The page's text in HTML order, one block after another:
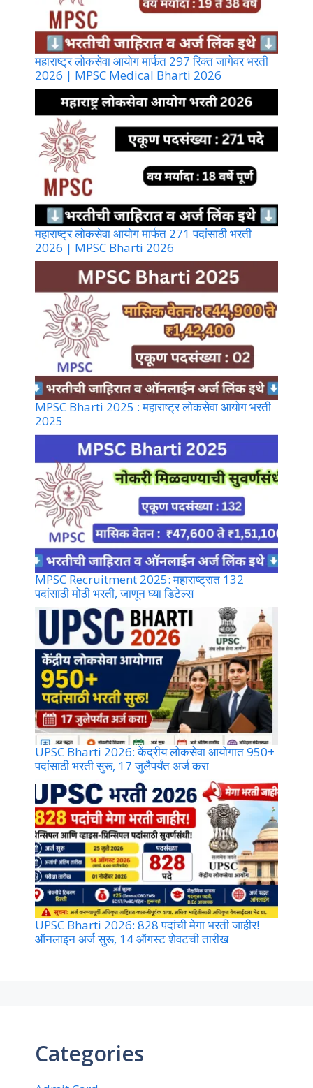
महाराष्ट्र लोकसेवा आयोग मार्फत 297 रिक्त जागेवर भरती
2026 | MPSC Medical Bharti 2026
महाराष्ट्र लोकसेवा आयोग मार्फत 271 पदांसाठी भरती
2026 | MPSC Bharti 2026
MPSC Bharti 2025 : महाराष्ट्र लोकसेवा आयोग भरती
2025
MPSC Recruitment 2025: महाराष्ट्रात 132
पदांसाठी मोठी भरती, जाणून घ्या डिटेल्स
UPSC Bharti 2026: केंद्रीय लोकसेवा आयोगात 950+
पदांसाठी भरती सुरू, 17 जुलैपर्यंत अर्ज करा
UPSC Bharti 2026: 828 पदांची मेगा भरती जाहीर!
ऑनलाइन अर्ज सुरू, 14 ऑगस्ट शेवटची तारीख
Categories